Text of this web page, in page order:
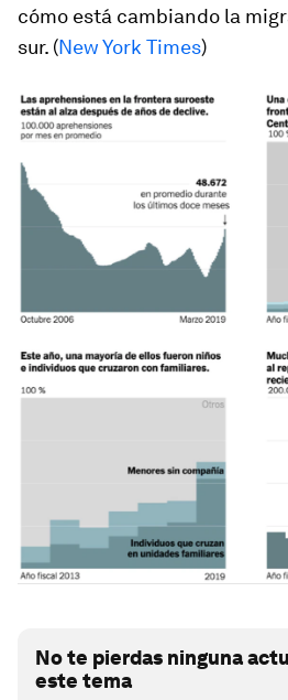
cómo está cambiando la
sur. (New York Times)
No te pierdas ninguna
este tema